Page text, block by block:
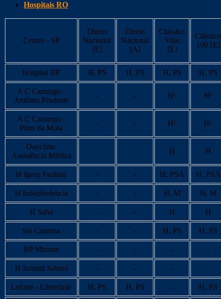
Hospitais RO
Centro - SP
Direto
Nacional
[E]
Direto
Nacional
[A]
Clássico
Vital
[E]
Clássico
100 [E]
Hospital BP H, PS H, PS H, PS H, PS
A C Camargo -
Antônio Prudente
- - H¹ H¹
A C Camargo -
Pires da Mota
- - H¹ H¹
Dayclinic
Assistência Médica
- - H H
H Igesp Paulista - - H, PSA H, PSA
H Indepêndencia - - H, M H, M
H Saha - - H H
Sta Catarina - - H, PS H, PS
BP Mirante - - - -
H Infantil Sabará - - - -
Leforte - Liberdade H, PS H, PS - H, PS